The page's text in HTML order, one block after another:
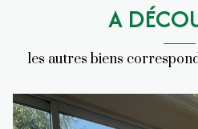
A
les autres biens